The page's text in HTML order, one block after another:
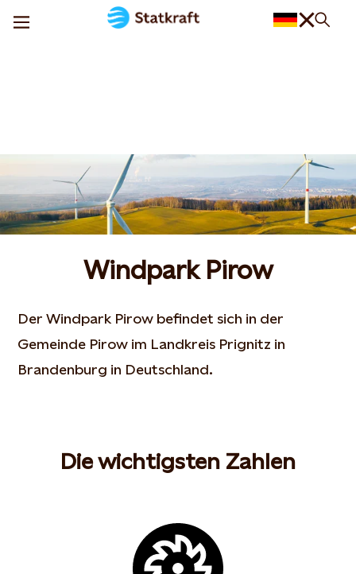
Windpark Pirow
Der Windpark Pirow befindet sich in der
Gemeinde Pirow im Landkreis Prignitz in
Brandenburg in Deutschland.
Die wichtigsten Zahlen